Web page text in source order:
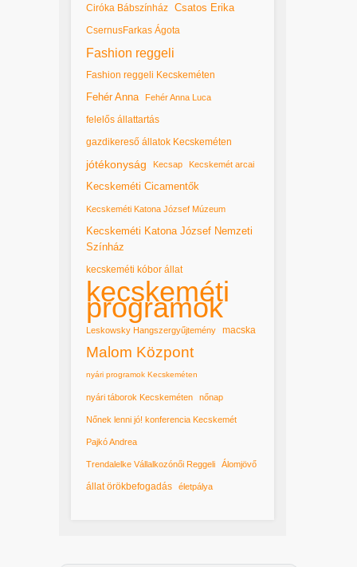
Ciróka Bábszínház Csatos Erika
CsernusFarkas Ágota
Fashion reggeli
Fashion reggeli Kecskeméten
Fehér Anna Fehér Anna Luca
felelős állattartás
gazdikereső állatok Kecskeméten
jótékonyság Kecsap Kecskemét arcai
Kecskeméti Cicamentők
Kecskeméti Katona József Múzeum
Kecskeméti Katona József Nemzeti
Színház
kecskeméti kóbor állat
kecskeméti
programok
Leskowsky Hangszergyűjtemény macska
Malom Központ
nyári programok Kecskeméten
nyári táborok Kecskeméten nőnap
Nőnek lenni jó! konferencia Kecskemét
Pajkó Andrea
Trendalelke Vállalkozónői Reggeli Álomjövő
állat örökbefogadás életpálya